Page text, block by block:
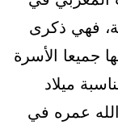
فهي ذكرى
جميعا الأسرة
ميلاد
عمره في